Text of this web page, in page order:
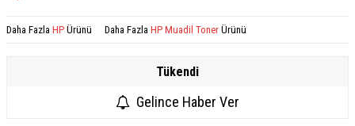
Daha Fazla HP Ürünü Daha Fazla HP Muadil Toner Ürünü
Tükendi
Gelince Haber Ver